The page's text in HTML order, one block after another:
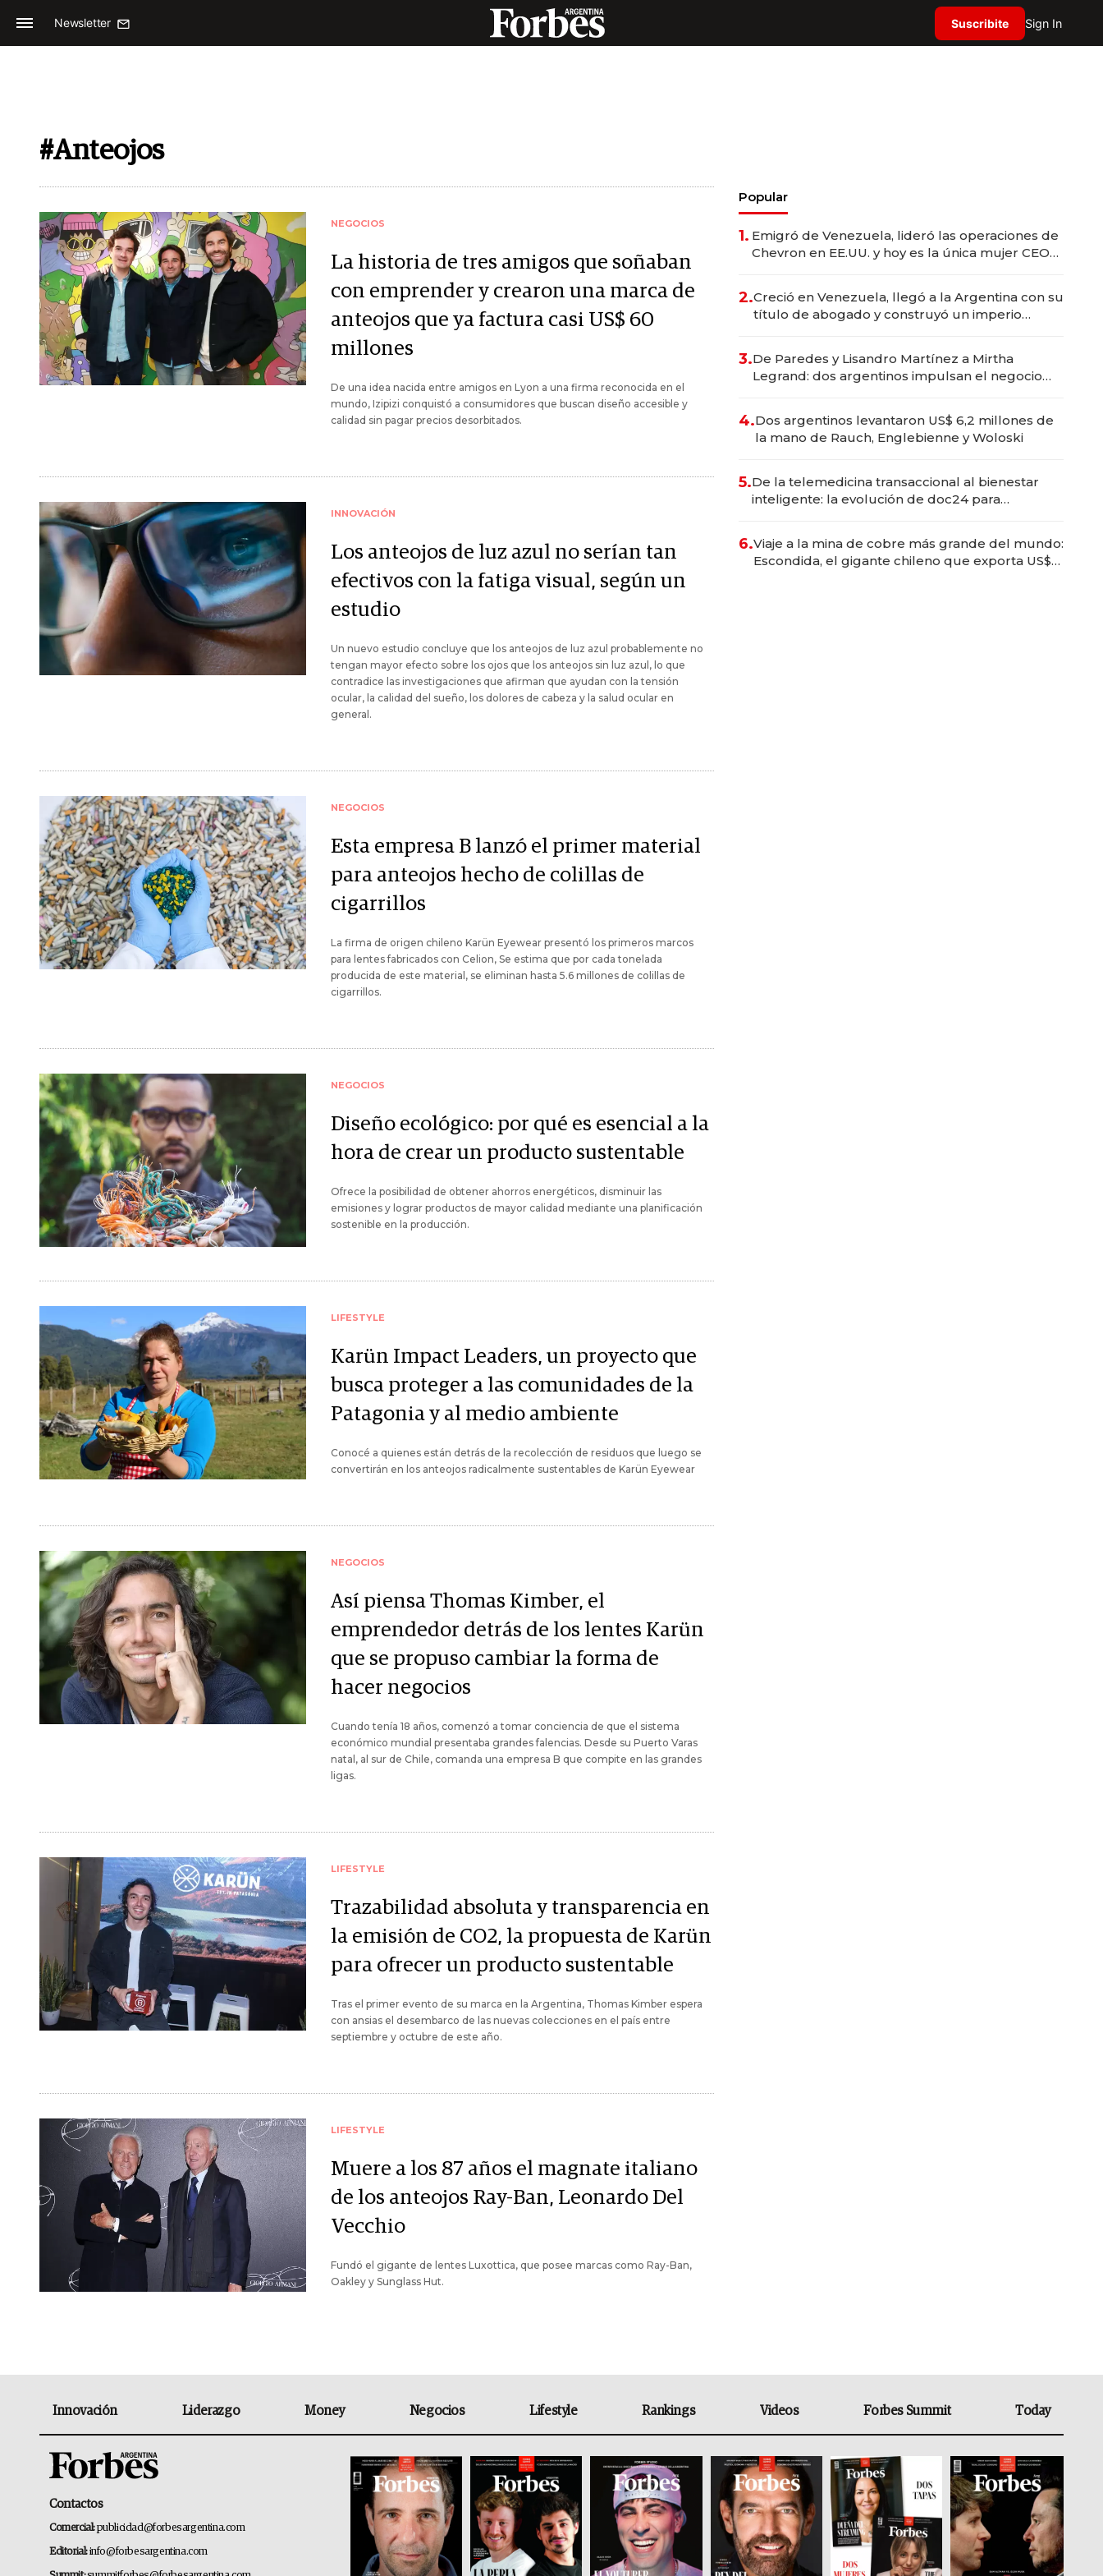
Newsletter Suscribite Sign In
#Anteojos
NEGOCIOS
La historia de tres amigos que soñaban
con emprender y crearon una marca de
anteojos que ya factura casi US$ 60
millones
De una idea nacida entre amigos en Lyon a una firma reconocida en el
mundo, Izipizi conquistó a consumidores que buscan diseño accesible y
calidad sin pagar precios desorbitados.
INNOVACIÓN
Los anteojos de luz azul no serían tan
efectivos con la fatiga visual, según un
estudio
Un nuevo estudio concluye que los anteojos de luz azul probablemente no
tengan mayor efecto sobre los ojos que los anteojos sin luz azul, lo que
contradice las investigaciones que afirman que ayudan con la tensión
ocular, la calidad del sueño, los dolores de cabeza y la salud ocular en
general.
NEGOCIOS
Esta empresa B lanzó el primer material
para anteojos hecho de colillas de
cigarrillos
La firma de origen chileno Karün Eyewear presentó los primeros marcos
para lentes fabricados con Celion, Se estima que por cada tonelada
producida de este material, se eliminan hasta 5.6 millones de colillas de
cigarrillos.
NEGOCIOS
Diseño ecológico: por qué es esencial a la
hora de crear un producto sustentable
Ofrece la posibilidad de obtener ahorros energéticos, disminuir las
emisiones y lograr productos de mayor calidad mediante una planificación
sostenible en la producción.
LIFESTYLE
Karün Impact Leaders, un proyecto que
busca proteger a las comunidades de la
Patagonia y al medio ambiente
Conocé a quienes están detrás de la recolección de residuos que luego se
convertirán en los anteojos radicalmente sustentables de Karün Eyewear
NEGOCIOS
Así piensa Thomas Kimber, el
emprendedor detrás de los lentes Karün
que se propuso cambiar la forma de
hacer negocios
Cuando tenía 18 años, comenzó a tomar conciencia de que el sistema
económico mundial presentaba grandes falencias. Desde su Puerto Varas
natal, al sur de Chile, comanda una empresa B que compite en las grandes
ligas.
LIFESTYLE
Trazabilidad absoluta y transparencia en
la emisión de CO2, la propuesta de Karün
para ofrecer un producto sustentable
Tras el primer evento de su marca en la Argentina, Thomas Kimber espera
con ansias el desembarco de las nuevas colecciones en el país entre
septiembre y octubre de este año.
LIFESTYLE
Muere a los 87 años el magnate italiano
de los anteojos Ray-Ban, Leonardo Del
Vecchio
Fundó el gigante de lentes Luxottica, que posee marcas como Ray-Ban,
Oakley y Sunglass Hut.
Popular
1. Emigró de Venezuela, lideró las operaciones de
Chevron en EE.UU. y hoy es la única mujer CEO
2.Creció en Venezuela, llegó a la Argentina con su
título de abogado y construyó un imperio
3.De Paredes y Lisandro Martínez a Mirtha
Legrand: dos argentinos impulsan el negocio
4.Dos argentinos levantaron US$ 6,2 millones de
la mano de Rauch, Englebienne y Woloski
5.De la telemedicina transaccional al bienestar
inteligente: la evolución de doc24 para
6.Viaje a la mina de cobre más grande del mundo:
Escondida, el gigante chileno que exporta US$
Innovación Liderazgo Money Negocios Lifestyle Rankings Videos Forbes Summit Today
Contactos
Comercial:publicidad@forbesargentina.com
Editorial:info@forbesargentina.com